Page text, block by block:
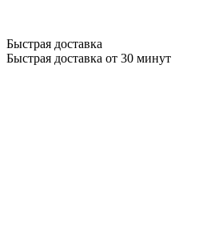
Быстрая доставка
Быстрая доставка от 30 минут